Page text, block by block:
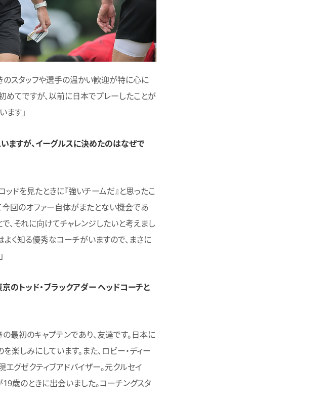
のスタッフや選手の温かい歓迎が特に心に
めてですが、以前に日本でプレーしたことが
ます」
ますが、イーグルスに決めたのはなぜで
ッドを見たときに『強いチームだ』と思ったこ
今回のオファー自体がまたとない機会であ
、それに向けてチャレンジしたいと考えまし
よく知る優秀なコーチがいますので、まさに
トッド・ブラックアダー ヘッドコーチと
最初のキャプテンであり、友達です。日本に
楽しみにしています。また、ロビー・ディー
エグゼクティブアドバイザー。元クルセイ
歳のときに出会いました。コーチングスタ